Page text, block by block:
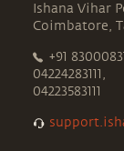
Ishana Vihar
Coimbatore,
+91
04224283111,
04223583111